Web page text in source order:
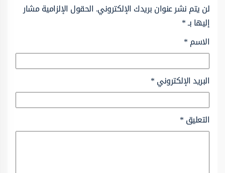
لن يتم نشر عنوان بريدك الإلكتروني. الحقول الإلزامية مشار
إليها بـ*
الاسم*
البريد الإلكتروني*
التعليق*